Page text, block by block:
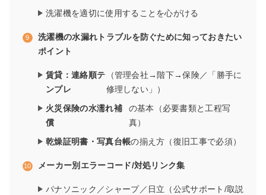
洗濯機を適切に使用することを心がける
洗濯機の水漏れトラブルを防ぐために知っておきたい
ポイント
賃貸：連絡順テ
ンプレ
（管理会社→階下→保険／「勝手に
修理しない」）
火災保険の水濡れ補
償
の基本（必要書類と工程写
真）
乾燥証明書・写真台帳の揃え方（復旧工事で必須）
メーカー別エラーコード/対処リンク集
パナソニック／シャープ／日立（公式サポート/取説